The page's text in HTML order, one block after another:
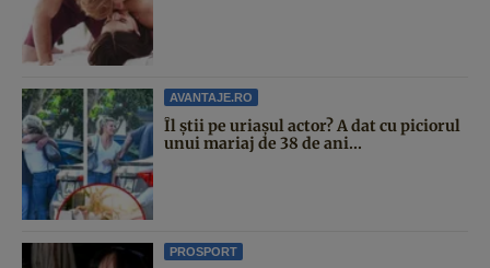
AVANTAJE.RO
Îl știi pe uriașul actor? A dat cu piciorul
unui mariaj de 38 de ani...
PROSPORT